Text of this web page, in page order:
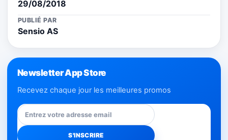
29/08/2018
PUBLIÉ PAR
Sensio AS
Newsletter App Store
Recevez chaque jour les meilleures promos